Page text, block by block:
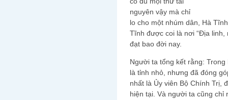
nguyên vậy mà chỉ
lo cho một nhúm dân, Hà
Tĩnh được coi là nơi “Địa linh,
đạt bao đời nay.
Người ta tổng kết rằng:
là tỉnh nhỏ, nhưng đã đóng
nhất là Ủy viên Bộ Chính Trị,
hiện tại. Và người ta cũng chỉ